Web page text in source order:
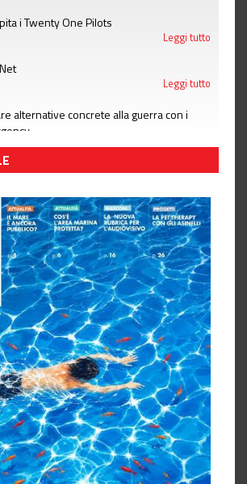
i Twenty One Pilots
Leggi tutto
Leggi tutto
alternative concrete alla guerra con i
Leggi tutto